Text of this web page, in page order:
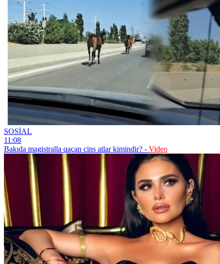
SOSİAL
11:08
Bakıda magistralla qaçan cins atlar kimindir? - Video